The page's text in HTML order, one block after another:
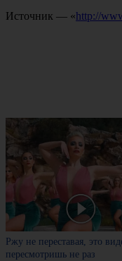
Источник — «http://
Ржу не переставая, это
пересмотришь не раз